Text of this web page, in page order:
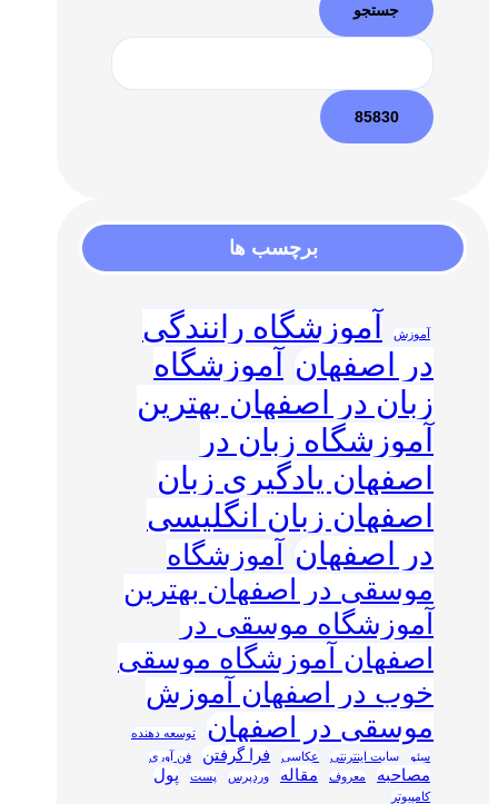
برچسب ها
آموزش
آموزشگاه رانندگی
در اصفهان
آموزشگاه
زبان در اصفهان بهترین
آموزشگاه زبان در
اصفهان یادگیری زبان
اصفهان زبان انگلیسی
در اصفهان
آموزشگاه
موسقی در اصفهان بهترین
آموزشگاه موسقی در
اصفهان آموزشگاه موسقی
خوب در اصفهان آموزش
موسقی در اصفهان
توسعه دهنده
سئو
سایت اینترنتی عکاسی فرا گرفتن فن آوری
مصاحبه معروف مقاله وردپرس پست پول
کامپیوتر